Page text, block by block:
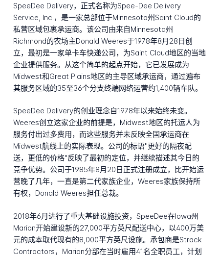
SpeeDee Delivery，正式名称为Spee-Dee Delivery
Service, Inc.，是一家总部位于Minnesota州Saint Cloud的
私营区域包裹承运商。该公司由来自Minnesota州
Richmond的农场主Donald Weeres于1978年8月28日创
立，最初是一家单卡车快递公司，为Saint Cloud地区的当地
企业提供服务。从这个简单的起点开始，它已发展成为
Midwest和Great Plains地区的主导区域承运商，通过遍布
其服务区域的35至36个分支终端网络运营约1,400辆车队。
SpeeDee Delivery的创业理念自1978年以来始终未变。
Weeres创立这家企业的前提是，Midwest地区的托运人为
服务付出过多费用，而这些服务并未反映全国承运商在
Midwest航线上的实际表现。公司的标语"更好的隔夜配
送，更低的价格"反映了最初的定位，并继续描述其今日的
竞争优势。公司于1985年8月20日正式注册成立，比开始运
营晚了几年，一直是第二代家族企业，Weeres家族保持所
有权，Donald Weeres担任总裁。
2018年6月进行了重大基础设施投资，SpeeDee在Iowa州
Marion开始建设新的27,000平方英尺配送中心，以400万美
元的成本取代现有的8,000平方英尺设施。承包商是Strack
Contractors，Marion分部在当时雇用41名全职员工，计划